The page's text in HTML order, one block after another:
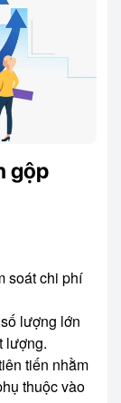
gộp
soát chi phí
lượng lớn
lượng.
tiến nhằm
thuộc vào